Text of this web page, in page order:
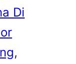
Di